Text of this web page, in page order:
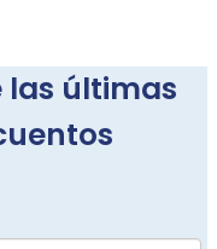
las últimas